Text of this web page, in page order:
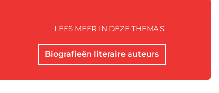
Biografieën literaire auteurs
LEES MEER IN DEZE THEMA'S